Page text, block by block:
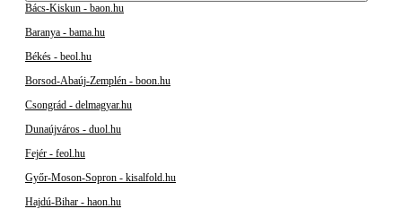
Bács-Kiskun - baon.hu
Baranya - bama.hu
Békés - beol.hu
Borsod-Abaúj-Zemplén - boon.hu
Csongrád - delmagyar.hu
Dunaújváros - duol.hu
Fejér - feol.hu
Győr-Moson-Sopron - kisalfold.hu
Hajdú-Bihar - haon.hu